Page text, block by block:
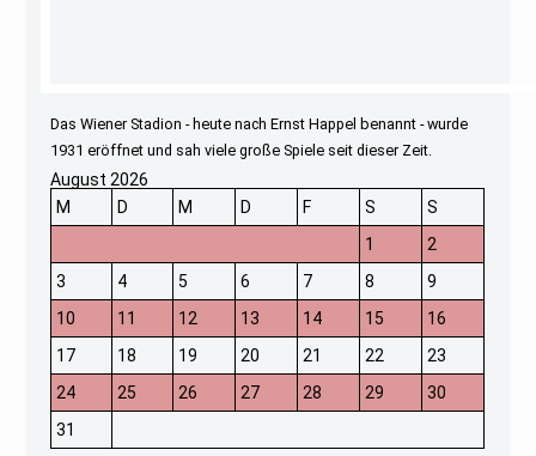
Das Wiener Stadion - heute nach Ernst Happel benannt - wurde
1931 eröffnet und sah viele große Spiele seit dieser Zeit.
August 2026
M
D M D F S
S
1
2
3
4 5 6 7 8
9
10
11 12 13 14 15
16
17
18 19 20 21 22
23
24
25 26 27 28 29
30
31